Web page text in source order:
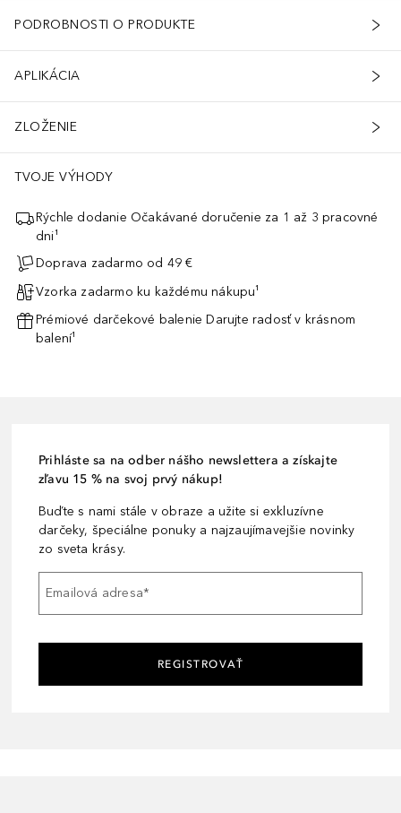
PODROBNOSTI O PRODUKTE
APLIKÁCIA
ZLOŽENIE
TVOJE VÝHODY
Rýchle dodanie Očakávané doručenie za 1 až 3 pracovné
dni¹
Doprava zadarmo od 49 €
Vzorka zadarmo ku každému nákupu¹
Prémiové darčekové balenie Darujte radosť v krásnom
balení¹
Prihláste sa na odber nášho newslettera a získajte
zľavu 15 % na svoj prvý nákup!
Buďte s nami stále v obraze a užite si exkluzívne
darčeky, špeciálne ponuky a najzaujímavejšie novinky
zo sveta krásy.
Emailová adresa*
REGISTROVAŤ